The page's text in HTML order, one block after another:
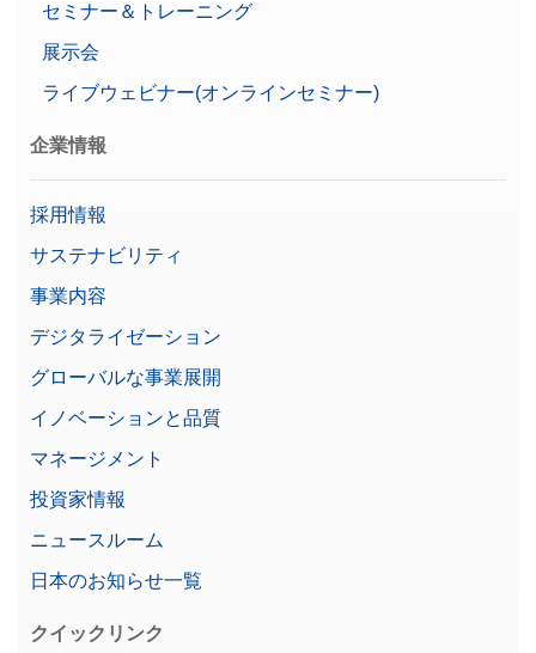
セミナー＆トレーニング
展示会
ライブウェビナー(オンラインセミナー)
企業情報
採用情報
サステナビリティ
事業内容
デジタライゼーション
グローバルな事業展開
イノベーションと品質
マネージメント
投資家情報
ニュースルーム
日本のお知らせ一覧
クイックリンク